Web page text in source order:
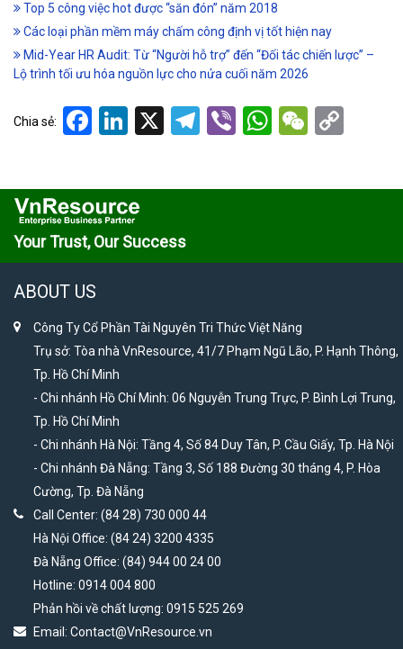
Top 5 công việc hot được “săn đón” năm 2018
Các loại phần mềm máy chấm công định vị tốt hiện nay
Mid-Year HR Audit: Từ “Người hỗ trợ” đến “Đối tác chiến lược” –
Lộ trình tối ưu hóa nguồn lực cho nửa cuối năm 2026
Chia sẻ: Facebook
LinkedIn
X Telegram
ViberWhatsApp
Your Trust, Our Success
ABOUT US
Công Ty Cổ Phần Tài Nguyên Tri Thức Việt Năng
Trụ sở: Tòa nhà VnResource, 41/7 Phạm Ngũ Lão, P. Hạnh Thông,
Tp. Hồ Chí Minh
- Chi nhánh Hồ Chí Minh: 06 Nguyễn Trung Trực, P. Bình Lợi Trung,
Tp. Hồ Chí Minh
- Chi nhánh Hà Nội: Tầng 4, Số 84 Duy Tân, P. Cầu Giấy, Tp. Hà Nội
- Chi nhánh Đà Nẵng: Tầng 3, Số 188 Đường 30 tháng 4, P. Hòa
Cường, Tp. Đà Nẵng
Call Center: (84 28) 730 000 44
Hà Nội Office: (84 24) 3200 4335
Đà Nẵng Office: (84) 944 00 24 00
Hotline: 0914 004 800
Phản hồi về chất lượng: 0915 525 269
Email: Contact@VnResource.vn